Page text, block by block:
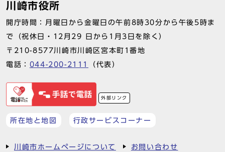
川崎市役所
開庁時間：月曜日から金曜日の午前8時30分から午後5時ま
で（祝休日・12月29 日から1月3日を除く）
〒210-8577川崎市川崎区宮本町1番地
電話： 044-200-2111 （代表）
外部リンク
所在地と地図 行政サービスコーナー
川崎市ホームページについて お問い合わせ